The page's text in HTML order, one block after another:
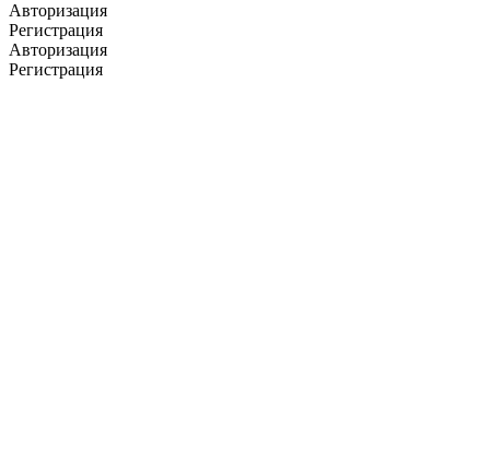
Авторизация
Регистрация
Авторизация
Регистрация